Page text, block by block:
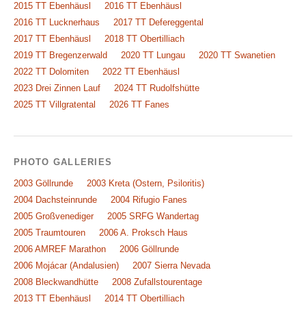
2015 TT Ebenhäusl
2016 TT Ebenhäusl
2016 TT Lucknerhaus
2017 TT Defereggental
2017 TT Ebenhäusl
2018 TT Obertilliach
2019 TT Bregenzerwald
2020 TT Lungau
2020 TT Swanetien
2022 TT Dolomiten
2022 TT Ebenhäusl
2023 Drei Zinnen Lauf
2024 TT Rudolfshütte
2025 TT Villgratental
2026 TT Fanes
PHOTO GALLERIES
2003 Göllrunde
2003 Kreta (Ostern, Psiloritis)
2004 Dachsteinrunde
2004 Rifugio Fanes
2005 Großvenediger
2005 SRFG Wandertag
2005 Traumtouren
2006 A. Proksch Haus
2006 AMREF Marathon
2006 Göllrunde
2006 Mojácar (Andalusien)
2007 Sierra Nevada
2008 Bleckwandhütte
2008 Zufallstourentage
2013 TT Ebenhäusl
2014 TT Obertilliach